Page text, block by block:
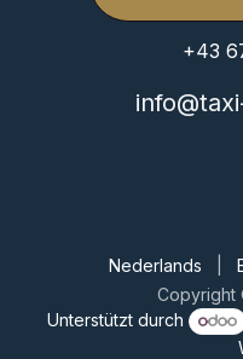
+43
Copyright
Nederlands
Unterstützt durch